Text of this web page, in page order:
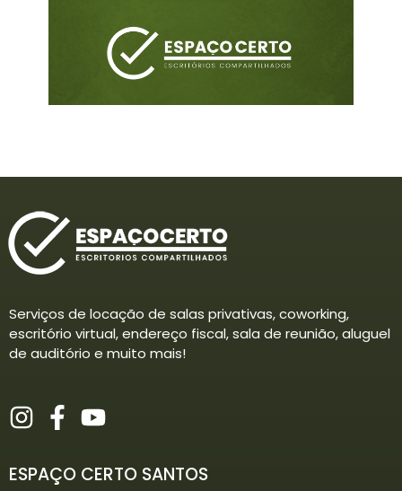
Serviços de locação de salas privativas, coworking,
escritório virtual, endereço fiscal, sala de reunião, aluguel
de auditório e muito mais!
ESPAÇO CERTO SANTOS